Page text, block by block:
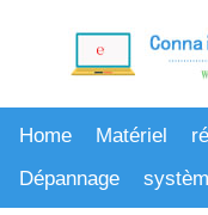
Home Matériel
Dépannage